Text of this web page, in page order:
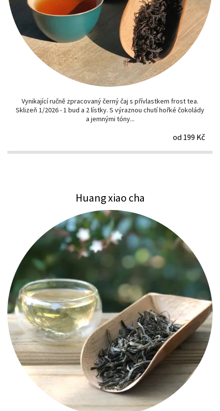
Vynikající ručně zpracovaný černý čaj s přívlastkem frost tea.
Sklizeň 1/2026 - 1 bud a 2 lístky. S výraznou chutí hořké čokolády
a jemnými tóny...
od 199 Kč
Huang xiao cha